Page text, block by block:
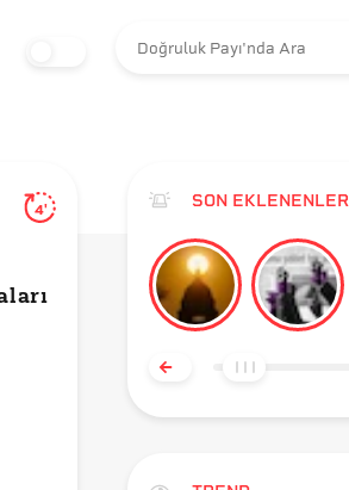
4' SON EKLENENLER